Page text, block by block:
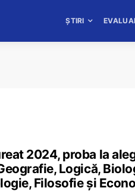
ȘTIRI
2024, proba la
Logică,
Filosofie și